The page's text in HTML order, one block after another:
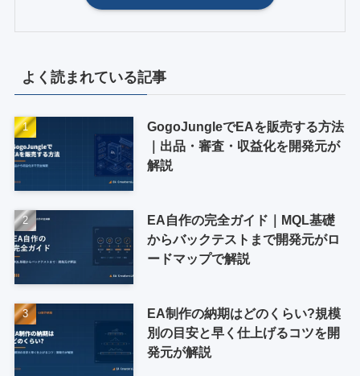
よく読まれている記事
GogoJungleでEAを販売する方法
｜出品・審査・収益化を開発元が
解説
EA自作の完全ガイド｜MQL基礎
からバックテストまで開発元がロ
ードマップで解説
EA制作の納期はどのくらい?規模
別の目安と早く仕上げるコツを開
発元が解説